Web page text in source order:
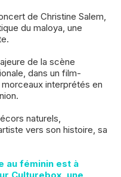
de Christine Salem,
du maloya, une
de la scène
dans un film-
interprétés en
naturels,
vers son histoire, sa
au féminin est à